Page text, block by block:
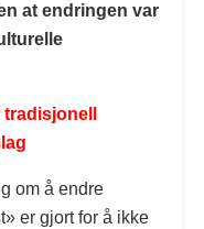
at endringen var
om å endre
er gjort for å ikke